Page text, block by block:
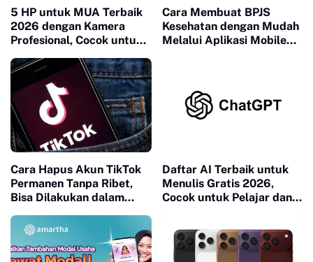
5 HP untuk MUA Terbaik
2026 dengan Kamera
Profesional, Cocok untuk
Cara Membuat BPJS
Kesehatan dengan Mudah
Melalui Aplikasi Mobile
Cara Hapus Akun TikTok
Permanen Tanpa Ribet,
Bisa Dilakukan dalam
Daftar AI Terbaik untuk
Menulis Gratis 2026,
Cocok untuk Pelajar dan